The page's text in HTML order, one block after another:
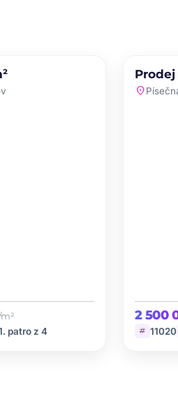
patro z 4
PRODEJ
Prodej
location_on
2 500
tag 11020